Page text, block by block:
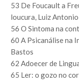
53 De Foucault a
loucura, Luiz
56 O Sintoma na
60 A Psicanálise na
Bastos
62 Adoecer de
65 Ler: o gozo no